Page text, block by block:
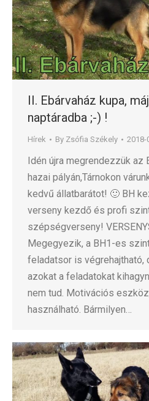
II. Ebárvaház kupa,
naptáradba ;-) !
Hírek By Zsófia Székely 2018-
Idén újra megrendezzük az
hazai pályán,Tárnokon
kedvű állatbarátot! 🙂 BH
verseny kezdő és profi
szépségverseny!
Megegyezik, a BH1-es
feladatsor is végrehajtható,
azokat a feladatokat
nem tud. Motivációs
használható. Bármilyen…